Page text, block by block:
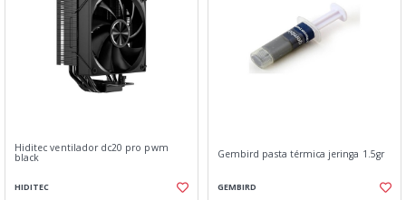
Hiditec ventilador dc20 pro pwm
black
HIDITEC
Gembird pasta térmica jeringa 1.5gr
GEMBIRD